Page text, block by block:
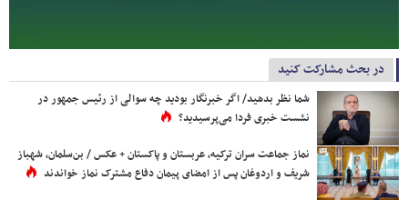
در بحث مشارکت کنید
شما نظر بدهید/ اگر خبرنگار بودید چه سوالی از رئیس جمهور در
نشست خبری فردا می‌پرسیدید؟
نماز جماعت سران ترکیه، عربستان و پاکستان + عکس / بن‌سلمان، شهباز
شریف و اردوغان پس از امضای پیمان دفاع مشترک نماز خواندند